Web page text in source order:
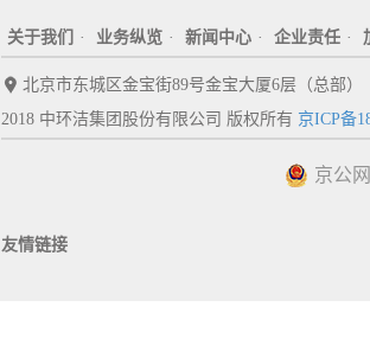
关于我们 · 业务纵览 · 新闻中心 · 企业责任 ·
北京市东城区金宝街89号金宝大厦6层（总部）
2018 中环洁集团股份有限公司 版权所有 京ICP备
京公
友情链接